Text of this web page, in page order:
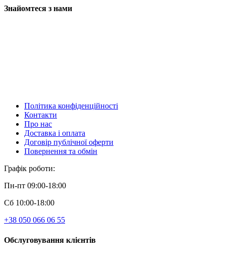
Знайомтеся з нами
Політика конфіденційності
Контакти
Про нас
Доставка і оплата
Договір публічної оферти
Повернення та обмін
Графік роботи:
Пн-пт 09:00-18:00
Сб 10:00-18:00
+38 050 066 06 55
Обслуговування клієнтів